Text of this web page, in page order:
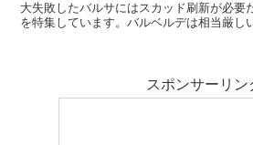
大失敗したバルサにはスカッド刷新が必要
を特集しています。バルベルデは相当厳し
スポンサーリン